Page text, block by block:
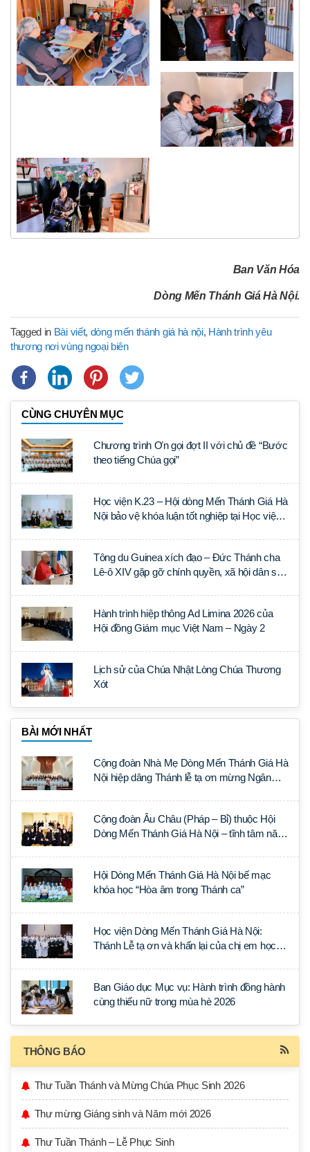
Ban Văn Hóa
Dòng Mến Thánh Giá Hà Nội.
Tagged in Bài viết, dòng mến thánh giá hà nội, Hành trình yêu
thương nơi vùng ngoại biên
CÙNG CHUYÊN MỤC
Chương trình Ơn gọi đợt II với chủ đề “Bước
theo tiếng Chúa gọi”
Học viện K.23 – Hội dòng Mến Thánh Giá Hà
Nội bảo vệ khóa luận tốt nghiệp tại Học viện
Tông du Guinea xích đạo – Đức Thánh cha
Lê-ô XIV gặp gỡ chính quyền, xã hội dân sự
Hành trình hiệp thông Ad Limina 2026 của
Hội đồng Giám mục Việt Nam – Ngày 2
Lịch sử của Chúa Nhật Lòng Chúa Thương
Xót
BÀI MỚI NHẤT
Cộng đoàn Nhà Mẹ Dòng Mến Thánh Giá Hà
Nội hiệp dâng Thánh lễ tạ ơn mừng Ngân
Cộng đoàn Âu Châu (Pháp – Bỉ) thuộc Hội
Dòng Mến Thánh Giá Hà Nội – tĩnh tâm năm
Hội Dòng Mến Thánh Giá Hà Nội bế mạc
khóa học “Hòa âm trong Thánh ca”
Học viện Dòng Mến Thánh Giá Hà Nội:
Thánh Lễ tạ ơn và khấn lại của chị em học
Ban Giáo dục Mục vụ: Hành trình đồng hành
cùng thiếu nữ trong mùa hè 2026
THÔNG BÁO
Thư Tuần Thánh và Mừng Chúa Phục Sinh 2026
Thư mừng Giáng sinh và Năm mới 2026
Thư Tuần Thánh – Lễ Phục Sinh